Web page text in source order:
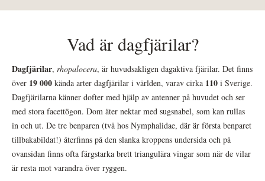
Vad är dagfjärilar?
Dagfjärilar, rhopalocera, är huvudsakligen dagaktiva fjärilar. Det finns
över 19 000 kända arter dagfjärilar i världen, varav cirka 110 i Sverige.
Dagfjärilarna känner dofter med hjälp av antenner på huvudet och ser
med stora facettögon. Dom äter nektar med sugsnabel, som kan rullas
in och ut. De tre benparen (två hos Nymphalidae, där är första benparet
tillbakabildat!) återfinns på den slanka kroppens undersida och på
ovansidan finns ofta färgstarka brett triangulära vingar som när de vilar
är resta mot varandra över ryggen.